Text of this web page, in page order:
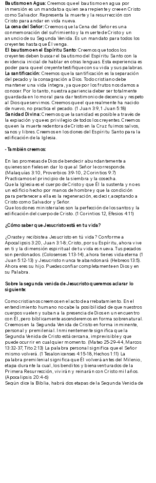
Bautismo en Agua: Creemos que el bautismo en agua por
inmersión es un mandato a quien se arrepiente y cree en Cristo
como Salvador. Representa la muerte y la resurrección con
Cristo para andar en vida nueva.
La cena del Señor:Creemos que la Cena del Señor es una
conmemoración del sufrimiento y la muerte de Cristo y un
anuncio de su Segunda Venida. Es un mandato para todos los
creyentes hasta que Él venga.
El bautismo en el Espíritu Santo: Creemos que todos los
creyentes deben buscar el bautismo del Espíritu Santo con la
evidencia inicial de hablar en otras lenguas. Esta experiencia es
poder para que el creyente testifique con su vida y sus palabras.
La santificación: Creemos que la santificación es la separación
del pecado y la consagración a Dios. Todo cristiano debe
mantener una vida íntegra, ya que por los frutos nos damos a
conocer. Por lo tanto, nuestra apariencia deber ser totalmente
guardada en lo moral para dar testimonio de decencia y respeto
al Dios que servimos. Creemos que el que realmente ha nacido
de nuevo, no practica el pecado. (1 Juan 3:9, 1 Juan 5:18)
Sanidad Divina:Creemos que la sanidad es posible a través de
la expiación y que es privilegio de todos los creyentes. Creemos
que en la muerte redentora de Cristo en la Cruz fuimos salvos,
sanos y libres. Creemos en los dones del Espíritu Santo para la
edificación de la Iglesia.
-También creemos:
En las promesas de Dios de bendecir abundantemente a
quienes son fieles en dar lo que al Señor le corresponde.
(Malaquías 3:10, Proverbios 3:9-10, 2 Corintios 9:7)
Practicamos el principio de la siembra y la cosecha.
Que la Iglesia es el cuerpo de Cristo y que Él la sustenta y no es
un edificio hecho por manos de hombre y que la condición
para pertenecer a ella es la regeneración, es decir, aceptando a
Cristo como Salvador y Señor.
Que los dones ministeriales son la perfección de los santos y la
edificación del cuerpo de Cristo. (1 Corintios 12, Efesios 4:11)
¿Cómo saber que Jesucristo está en tu vida?
¿Oraste y recibiste a Jesucristo en tú vida? Conforme a
Apocalipsis 3:20, Juan 3:1-8; Cristo, por su Espíritu, ahora vive
en ti y la dimensión espiritual de tu vida es nueva. Tus pecados
son perdonados. (Colosenses 1:13-14), ahora tienes vida eterna (1
Juan 5:12-13) y Jesucristo nunca te abandonará (Hebreos 13:5).
Ahora eres su hijo. Puedes confiar completamente en Dios y en
su Palabra.
Sobre la segunda venida de Jesucristo queremos aclarar lo
siguiente:
Como cristianos creemos en el acto de arrebatamiento. En el
entendimiento humano no cabe la posibilidad de que nuestros
cuerpos vuelen y suban a la presencia de Dios en un encuentro
con Él, pero bíblicamente ascenderemos en forma sobrenatural.
Creemos en la Segunda Venida de Cristo en forma inminente,
personal y premilenial. Inminentemente significa que la
Segunda Venida de Cristo está cercana, imprevisible y que
puede ocurrir en cualquier momento. (Mateo 25-29-44, Marcos
13:32-37, Tito 2:13) La palabra personal significa que el Señor
mismo volverá. (1 Tesalonicenses 4:15-18, Hechos 1:11) La
palabra premilenial significa que Él volverá antes del Milenio,
etapa durante la cual, los benditos y bienaventurados de la
Primera Resurrección, vivirán y reinarán con Cristo mil años.
(Apocalipsis 20:4-6)
Según dice la Biblia, habrá dos etapas de la Segunda Venida de